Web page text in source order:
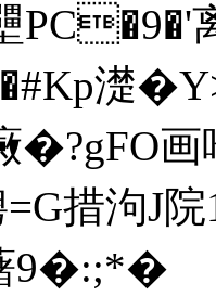
PC�9�'
濋
�?gFO画
措泃
9�:;*�